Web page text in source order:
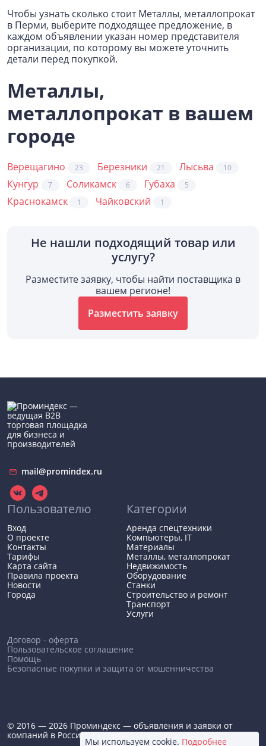
Чтобы узнать сколько стоит Металлы, металлопрокат
в Перми, выберите подходящее предложение, в
каждом объявлении указан номер представителя
организации, по которому вы можете уточнить
детали перед покупкой.
Металлы,
металлопрокат в вашем
городе
Верещагино 23 Березники 21 Лысьва 10
Кунгур 7 Соликамск 6 Губаха 5
Краснокамск 1 Чайковский 1
Не нашли подходящий товар или
услугу?
Разместите заявку, чтобы найти поставщика в
вашем регионе!
Разместить заявку
mail@promindex.ru
Пользователю
Вход
О проекте
Контакты
Тарифы
Карта сайта
Правила проекта
Новости
Города
Категории
Аренда спецтехники
Компьютеры, IT
Материалы
Металлы, металлопрокат
Недвижимость
Оборудование
Станки
Строительство и ремонт
Транспорт
Услуги
Договор - оферта
Пользовательское соглашение
Помощь
Безопасные покупки и защита от мошенничества
© 2016 — 2026 Проминдекс — объявления и заявки от
компаний в России
Мы используем cookie. Подробнее